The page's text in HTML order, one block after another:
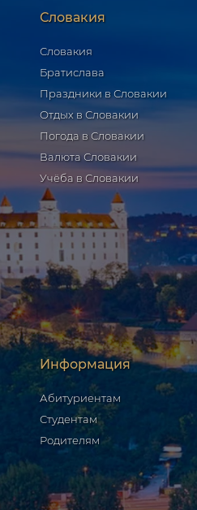
Словакия
Словакия
Братислава
Праздники в Словакии
Отдых в Словакии
Погода в Словакии
Валюта Словакии
Учёба в Словакии
Информация
Абитуриентам
Студентам
Родителям